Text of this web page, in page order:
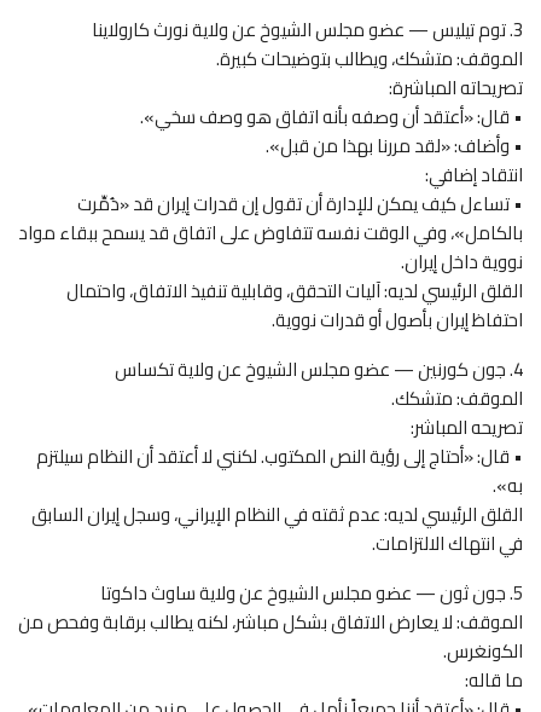
3. توم تيليس — عضو مجلس الشيوخ عن ولاية نورث كارولاينا
الموقف: متشكك، ويطالب بتوضيحات كبيرة.
تصريحاته المباشرة:
• قال: «أعتقد أن وصفه بأنه اتفاق هو وصف سخي».
• وأضاف: «لقد مررنا بهذا من قبل».
انتقاد إضافي:
• تساءل كيف يمكن للإدارة أن تقول إن قدرات إيران قد «دُمِّرت
بالكامل»، وفي الوقت نفسه تتفاوض على اتفاق قد يسمح ببقاء مواد
نووية داخل إيران.
القلق الرئيسي لديه: آليات التحقق، وقابلية تنفيذ الاتفاق، واحتمال
احتفاظ إيران بأصول أو قدرات نووية.
4. جون كورنين — عضو مجلس الشيوخ عن ولاية تكساس
الموقف: متشكك.
تصريحه المباشر:
• قال: «أحتاج إلى رؤية النص المكتوب. لكنني لا أعتقد أن النظام سيلتزم
به».
القلق الرئيسي لديه: عدم ثقته في النظام الإيراني، وسجل إيران السابق
في انتهاك الالتزامات.
5. جون ثون — عضو مجلس الشيوخ عن ولاية ساوث داكوتا
الموقف: لا يعارض الاتفاق بشكل مباشر، لكنه يطالب برقابة وفحص من
الكونغرس.
ما قاله: